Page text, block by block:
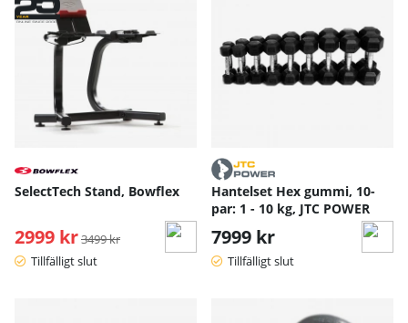
SelectTech Stand, Bowflex
2999 kr Ordinarie pris:
3499 kr
Tillfälligt slut
Hantelset Hex gummi, 10-
par: 1 - 10 kg, JTC POWER
7999 kr
Tillfälligt slut